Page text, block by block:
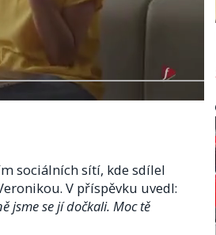
sociálních sítí, kde sdílel
V příspěvku uvedl:
jsme se jí dočkali. Moc tě